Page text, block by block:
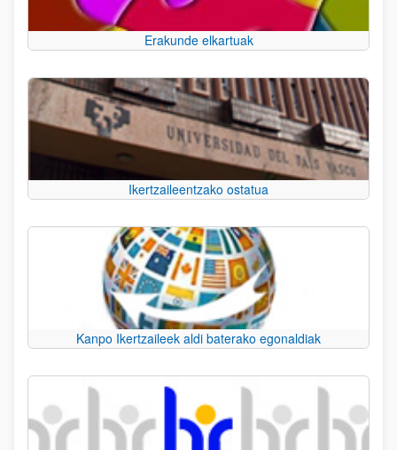
Erakunde elkartuak
Ikertzaileentzako ostatua
Kanpo Ikertzaileek aldi baterako egonaldiak